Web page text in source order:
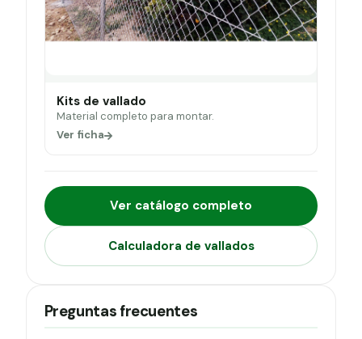
Kits de vallado
Material completo para montar.
Ver ficha
Ver catálogo completo
Calculadora de vallados
Preguntas frecuentes